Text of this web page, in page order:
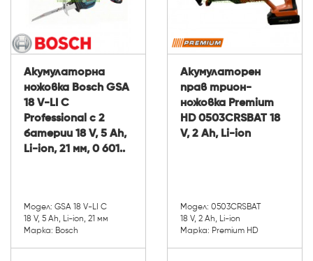
Акумулаторна
ножовка Bosch GSA
18 V-LI C
Professional с 2
батерии 18 V, 5 Ah,
Li-ion, 21 мм, 0 601..
Модел: GSA 18 V-LI C
18 V, 5 Ah, Li-ion, 21 мм
Марка: Bosch
Акумулаторен
прав трион-
ножовка Premium
HD 0503CRSBAT 18
V, 2 Ah, Li-ion
Модел: 0503CRSBAT
18 V, 2 Ah, Li-ion
Марка: Premium HD